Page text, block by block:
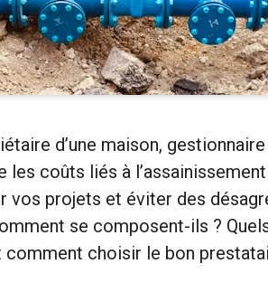
d’une maison,
les coûts liés à
vos projets et éviter des
se composent-ils ?
choisir le bon